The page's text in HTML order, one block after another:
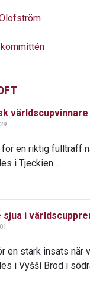
en riktig fullträff
i Tjeckien...
sjua i
en stark insats när
i Vyšší Brod i